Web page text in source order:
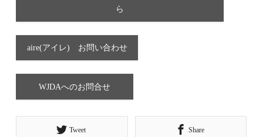
ら
aire(アイレ) お問い合わせ
WJDAへのお問合せ
Tweet Share